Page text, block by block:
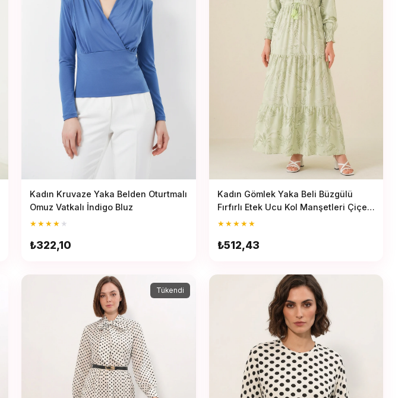
Kadın Kruvaze Yaka Belden Oturtmalı
Omuz Vatkalı İndigo Bluz
★★★★ ★
₺322,10
Kadın Gömlek Yaka Beli Büzgülü
Fırfırlı Etek Ucu Kol Manşetleri Çiçek
Desenli Viskon Çağla Yeşili Tesettür
★★★★★
₺512,43
Tükendi